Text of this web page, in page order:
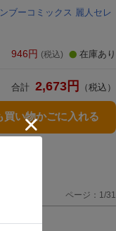
ンブーコミックス 麗人セレ
946円 (税込) 在庫あり
合計 2,673 円 （税込）
買い物かごに入れる
ページ：1/31